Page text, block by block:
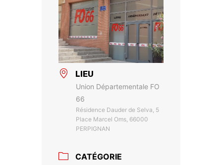
LIEU
Union Départementale FO
66
Résidence Dauder de Selva, 5
Place Marcel Oms, 66000
PERPIGNAN
CATÉGORIE